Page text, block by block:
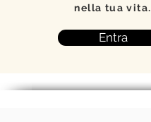
nella tua vita.
Entra